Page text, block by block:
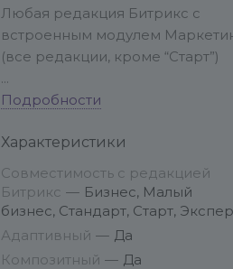
Любая редакция Битрикс с
встроенным модулем
(все редакции, кроме “Старт”)
Нет ограничений по версии
Поддержка кодировок UTF-8 и
Windows-1251.
ИНСТРУКЦИЯ ПО
ИСПОЛЬЗОВАНИЮ
Подробности
Характеристики
Совместимость с редакцией
Битрикс — Бизнес, Малый
бизнес, Стандарт, Старт,
Адаптивный — Да
Композитный — Да